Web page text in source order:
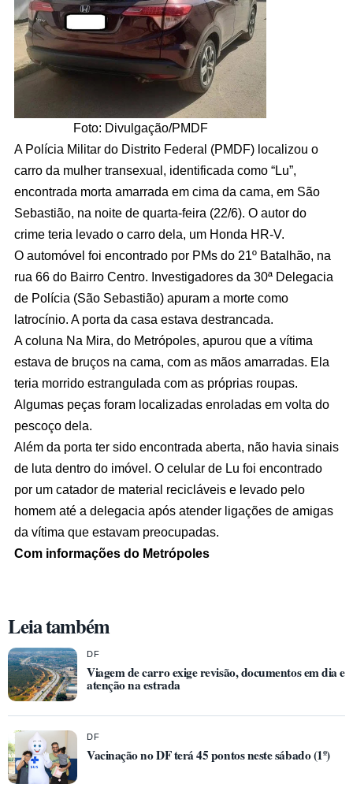
Foto: Divulgação/PMDF
A Polícia Militar do Distrito Federal (PMDF) localizou o
carro da mulher transexual, identificada como “Lu”,
encontrada morta amarrada em cima da cama, em São
Sebastião, na noite de quarta-feira (22/6). O autor do
crime teria levado o carro dela, um Honda HR-V.
O automóvel foi encontrado por PMs do 21º Batalhão, na
rua 66 do Bairro Centro. Investigadores da 30ª Delegacia
de Polícia (São Sebastião) apuram a morte como
latrocínio. A porta da casa estava destrancada.
A coluna Na Mira, do Metrópoles, apurou que a vítima
estava de bruços na cama, com as mãos amarradas. Ela
teria morrido estrangulada com as próprias roupas.
Algumas peças foram localizadas enroladas em volta do
pescoço dela.
Além da porta ter sido encontrada aberta, não havia sinais
de luta dentro do imóvel. O celular de Lu foi encontrado
por um catador de material recicláveis e levado pelo
homem até a delegacia após atender ligações de amigas
da vítima que estavam preocupadas.
Com informações do Metrópoles
Leia também
DF
Viagem de carro exige revisão, documentos em dia e
atenção na estrada
DF
Vacinação no DF terá 45 pontos neste sábado (1º)